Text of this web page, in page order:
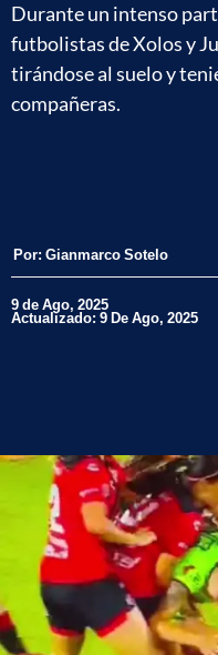
Durante un intenso
futbolistas de Xolos y
tirándose al suelo y
compañeras.
Por: Gianmarco Sotelo
9 de Ago, 2025
Actualizado: 9 De Ago, 2025